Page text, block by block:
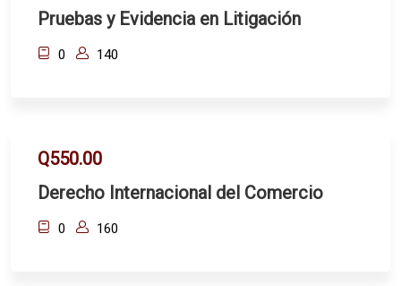
Pruebas y Evidencia en Litigación
0 140
Q550.00
Derecho Internacional del Comercio
0 160